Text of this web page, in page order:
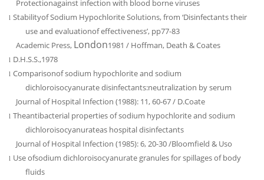
Protectionagainst infection with blood borne viruses
l Stabilityof Sodium Hypochlorite Solutions, from ‘Disinfectants their
use and evaluationof effectiveness’, pp77-83
Academic Press, London1981 / Hoffman, Death & Coates
l D.H.S.S.,1978
l Comparisonof sodium hypochlorite and sodium
dichloroisocyanurate disinfectants:neutralization by serum
Journal of Hospital Infection (1988): 11, 60-67 / D.Coate
l Theantibacterial properties of sodium hypochlorite and sodium
dichloroisocyanurateas hospital disinfectants
Journal of Hospital Infection (1985): 6, 20-30 /Bloomfield & Uso
l
Use ofsodium dichloroisocyanurate granules for spillages of body
fluids